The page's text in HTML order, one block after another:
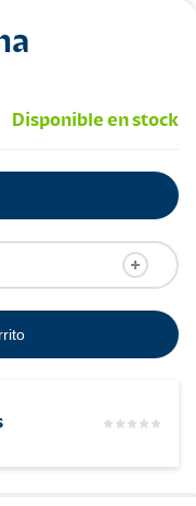
Disponible en stock